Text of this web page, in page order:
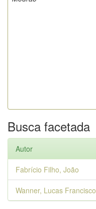
Busca facetada
Autor
Fabrício Filho, João
Wanner, Lucas Francisco